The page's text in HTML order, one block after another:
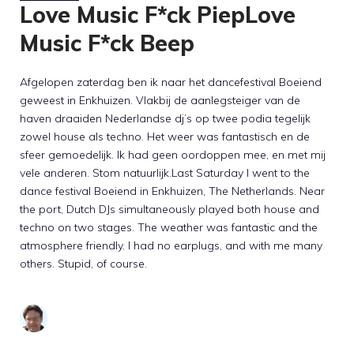
Love Music F*ck PiepLove
Music F*ck Beep
Afgelopen zaterdag ben ik naar het dancefestival Boeiend
geweest in Enkhuizen. Vlakbij de aanlegsteiger van de
haven draaiden Nederlandse dj’s op twee podia tegelijk
zowel house als techno. Het weer was fantastisch en de
sfeer gemoedelijk. Ik had geen oordoppen mee, en met mij
vele anderen. Stom natuurlijk.Last Saturday I went to the
dance festival Boeiend in Enkhuizen, The Netherlands. Near
the port, Dutch DJs simultaneously played both house and
techno on two stages. The weather was fantastic and the
atmosphere friendly. I had no earplugs, and with me many
others. Stupid, of course.